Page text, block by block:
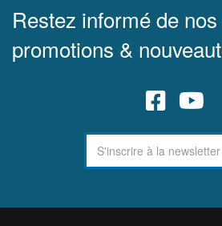
Restez informé de
promotions &